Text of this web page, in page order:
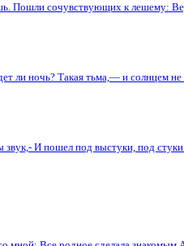
Пошли сочувствующих к лешему:
ли ночь? Такая тьма,— и солнцем
И пошел под выстуки, под стуки